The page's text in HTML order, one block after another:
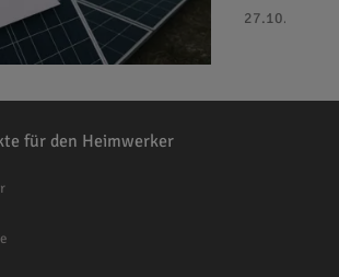
27.10.2025 -
für den Heimwerker